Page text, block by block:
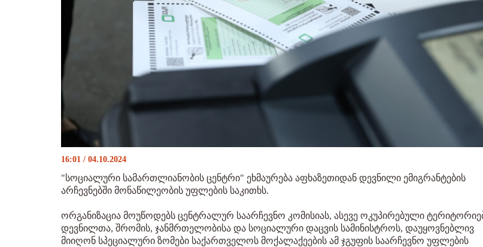
16:01 / 04.10.2024
"სოციალური სამართლიანობის ცენტრი" ეხმაურება აფხაზეთიდან დევნილი ემიგრანტების
არჩევნებში მონაწილეობის უფლების საკითხს.
ორგანიზაცია მოუწოდებს ცენტრალურ საარჩევნო კომისიას, ასევე ოკუპირებული
დევნილთა, შრომის, ჯანმრთელობისა და სოციალური დაცვის სამინისტროს, დაუყოვნებლივ
მიიღონ სპეციალური ზომები საქართველოს მოქალაქეების ამ ჯგუფის საარჩევნო უფლების